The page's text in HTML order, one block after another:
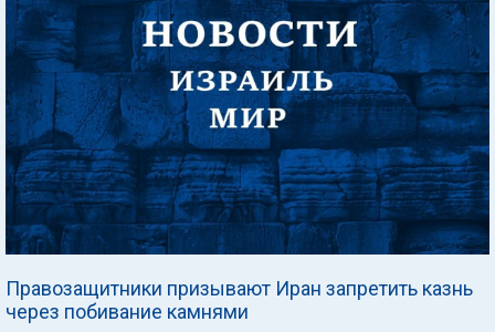
Правозащитники призывают Иран запретить казнь
через побивание камнями